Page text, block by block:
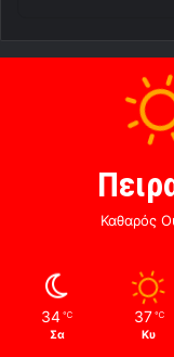
Καθαρός
34 ℃
Σα
37 ℃
Κυ